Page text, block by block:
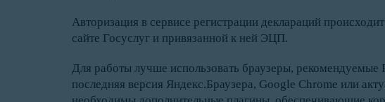
Авторизация в сервисе регистрации деклараций
сайте Госуслуг и привязанной к ней ЭЦП.
Для работы лучше использовать браузеры, рекомендуемые
последняя версия Яндекс.Браузера, Google Chrome или